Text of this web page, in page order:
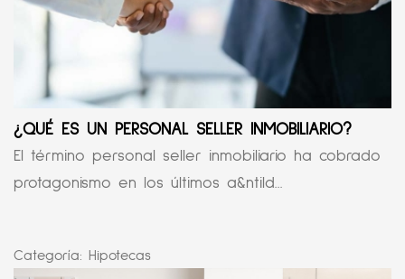
¿QUÉ ES UN PERSONAL SELLER INMOBILIARIO?
El término personal seller inmobiliario ha cobrado
protagonismo en los últimos a&ntild...
Categoría: Hipotecas